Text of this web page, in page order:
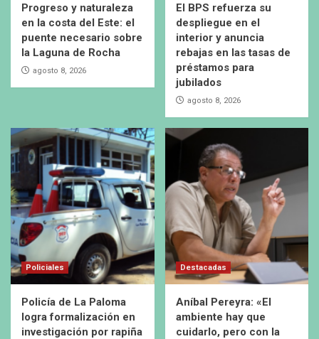
Progreso y naturaleza
en la costa del Este: el
puente necesario sobre
la Laguna de Rocha
agosto 8, 2026
El BPS refuerza su
despliegue en el
interior y anuncia
rebajas en las tasas de
préstamos para
jubilados
agosto 8, 2026
Policiales
Policía de La Paloma
logra formalización en
investigación por rapiña
Destacadas
Aníbal Pereyra: «El
ambiente hay que
cuidarlo, pero con la